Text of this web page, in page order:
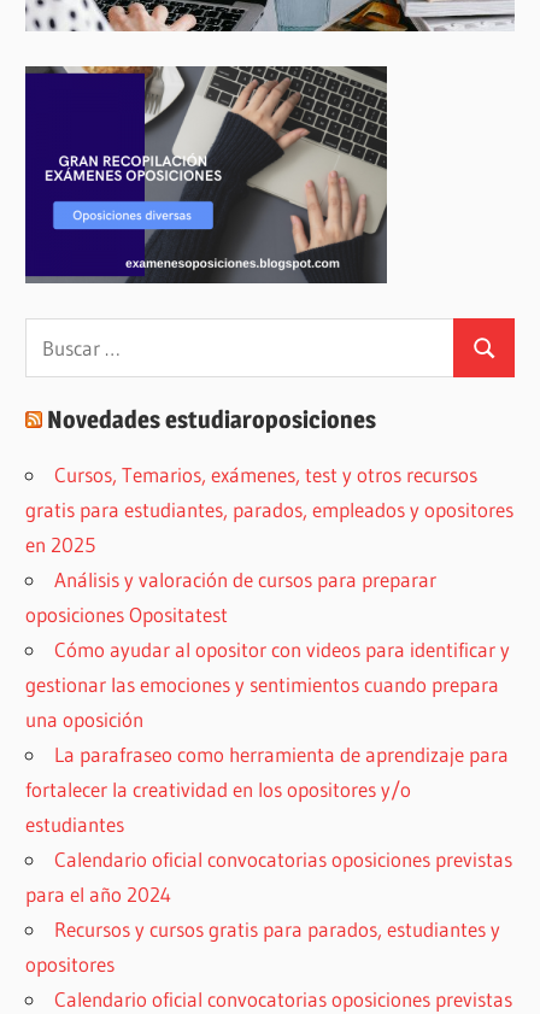
Buscar:
Buscar
Novedades estudiaroposiciones
Cursos, Temarios, exámenes, test y otros recursos
gratis para estudiantes, parados, empleados y opositores
en 2025
Análisis y valoración de cursos para preparar
oposiciones Opositatest
Cómo ayudar al opositor con videos para identificar y
gestionar las emociones y sentimientos cuando prepara
una oposición
La parafraseo como herramienta de aprendizaje para
fortalecer la creatividad en los opositores y/o
estudiantes
Calendario oficial convocatorias oposiciones previstas
para el año 2024
Recursos y cursos gratis para parados, estudiantes y
opositores
Calendario oficial convocatorias oposiciones previstas